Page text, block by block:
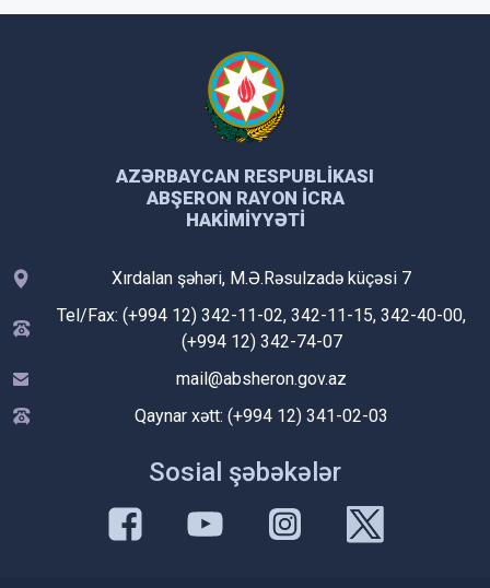
AZƏRBAYCAN RESPUBLIKASI
ABŞERON RAYON İCRA
HAKIMIYYƏTI
Xırdalan şəhəri, M.Ə.Rəsulzadə küçəsi 7
Tel/Fax: (+994 12) 342-11-02, 342-11-15, 342-40-00,
(+994 12) 342-74-07
mail@absheron.gov.az
Qaynar xətt: (+994 12) 341-02-03
Sosial şəbəkələr